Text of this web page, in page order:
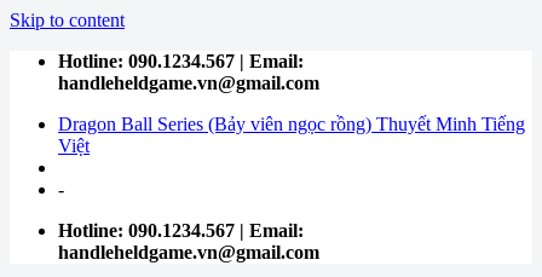
Skip to content
Hotline: 090.1234.567 | Email:
handleheldgame.vn@gmail.com
Dragon Ball Series (Bảy viên ngọc rồng) Thuyết Minh Tiếng
Việt
-
Hotline: 090.1234.567 | Email:
handleheldgame.vn@gmail.com